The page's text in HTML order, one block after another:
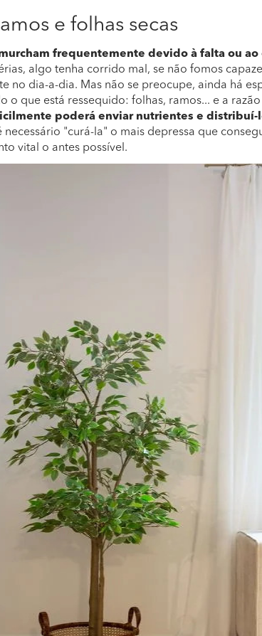
e folhas secas
frequentemente devido à falta ou ao
algo tenha corrido mal, se não fomos
no dia-a-dia. Mas não se preocupe, ainda há
o que está ressequido: folhas, ramos... e a
poderá enviar nutrientes e distribuí-
necessário "curá-la" o mais depressa que
vital o antes possível.